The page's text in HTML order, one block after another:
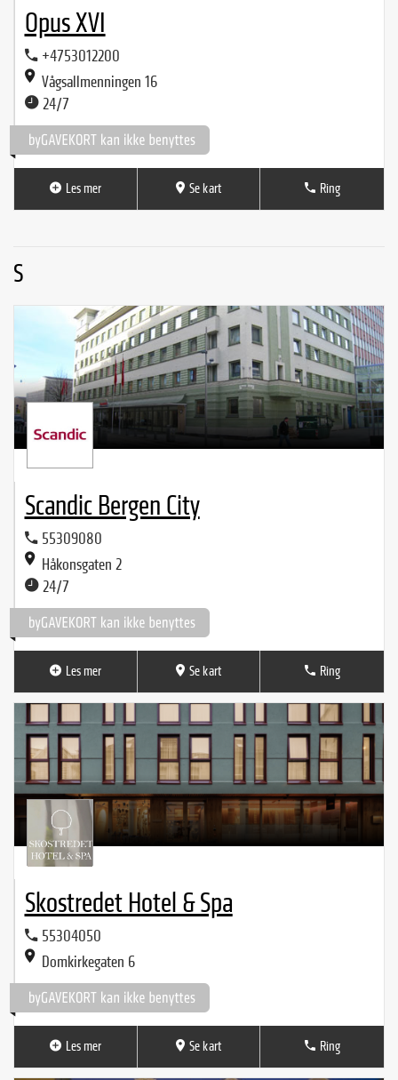
Opus XVI
+4753012200
Vågsallmenningen 16
24/7
Les mer Se kart Ring
S
Scandic Bergen City
55309080
Håkonsgaten 2
24/7
Les mer Se kart Ring
Skostredet Hotel & Spa
55304050
Domkirkegaten 6
Les mer Se kart Ring